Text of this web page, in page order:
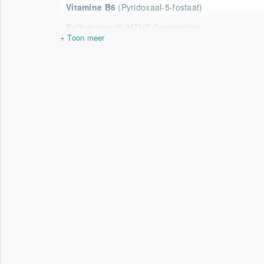
Vitamine B6 (Pyridoxaal-5-fosfaat)
Foliumzuur
(5-MTHF Quatrefolic®)